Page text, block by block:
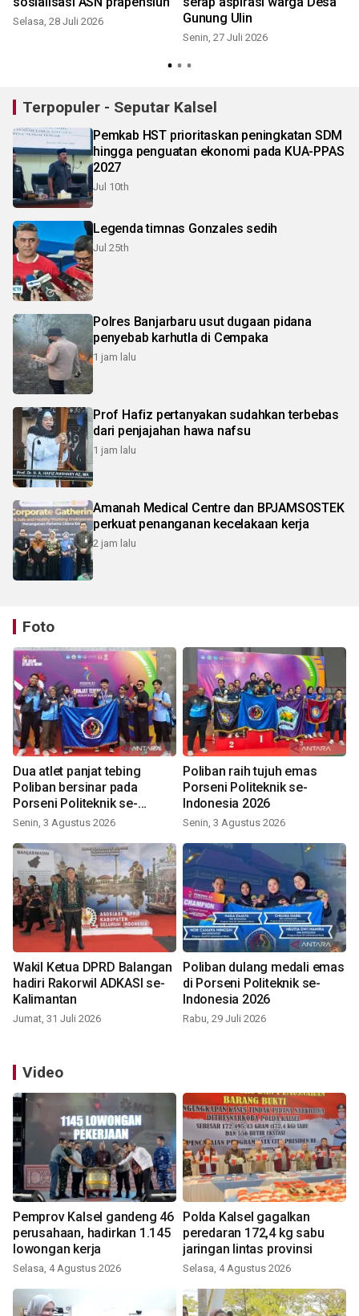
Selasa, 28 Juli 2026
Gunung Ulin
Senin, 27 Juli 2026
Terpopuler - Seputar Kalsel
Pemkab HST prioritaskan peningkatan SDM
hingga penguatan ekonomi pada KUA-PPAS
2027
Jul 10th
Legenda timnas Gonzales sedih
Jul 25th
Polres Banjarbaru usut dugaan pidana
penyebab karhutla di Cempaka
1 jam lalu
Prof Hafiz pertanyakan sudahkan terbebas
dari penjajahan hawa nafsu
1 jam lalu
Amanah Medical Centre dan BPJAMSOSTEK
perkuat penanganan kecelakaan kerja
2 jam lalu
Foto
Dua atlet panjat tebing
Poliban bersinar pada
Porseni Politeknik se-
Indonesia 2026
Senin, 3 Agustus 2026
Poliban raih tujuh emas
Porseni Politeknik se-
Indonesia 2026
Senin, 3 Agustus 2026
Wakil Ketua DPRD Balangan
hadiri Rakorwil ADKASI se-
Kalimantan
Jumat, 31 Juli 2026
Poliban dulang medali emas
di Porseni Politeknik se-
Indonesia 2026
Rabu, 29 Juli 2026
Video
Pemprov Kalsel gandeng 46
perusahaan, hadirkan 1.145
lowongan kerja
Selasa, 4 Agustus 2026
Polda Kalsel gagalkan
peredaran 172,4 kg sabu
jaringan lintas provinsi
Selasa, 4 Agustus 2026